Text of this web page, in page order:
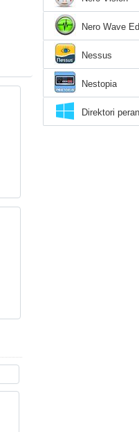
Nero Wave
Nessus
Nestopia
Direktori
Windows 10